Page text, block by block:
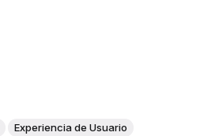
Experiencia de Usuario